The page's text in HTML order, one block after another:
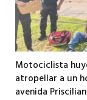
Motociclista
atropellar a un
avenida